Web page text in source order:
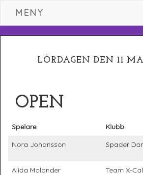
MENY
LÖRDAGEN DEN 11
OPEN
Spelare Klubb
Nora Johansson
Spader
Alida Molander Team X-